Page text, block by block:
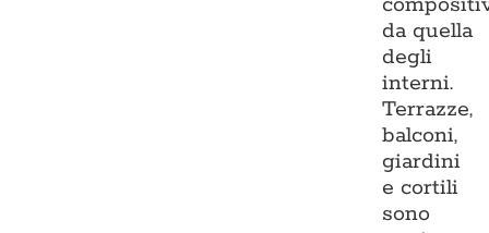
da quella
degli
interni.
Terrazze,
balconi,
giardini
e cortili
sono